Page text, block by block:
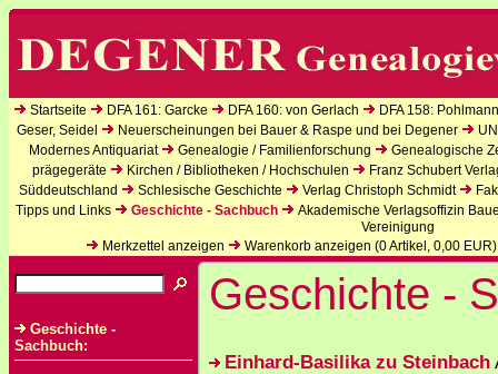
Startseite DFA 161: Garcke DFA 160: von Gerlach
DFA 158:
Geser, Seidel
Neuerscheinungen bei Bauer & Raspe und bei Degener
Modernes Antiquariat
Genealogie / Familienforschung
Genealogische
prägegeräte
Kirchen / Bibliotheken / Hochschulen
Franz Schubert
Süddeutschland
Schlesische Geschichte Verlag Christoph Schmidt
Tipps und Links
Geschichte - Sachbuch
Akademische Verlagsoffizin
Vereinigung
Merkzettel anzeigen
Warenkorb anzeigen (0Artikel, 0,00 EUR)
Geschichte -
Sachbuch:
Geschichte -
Einhard-Basilika zu Steinbach